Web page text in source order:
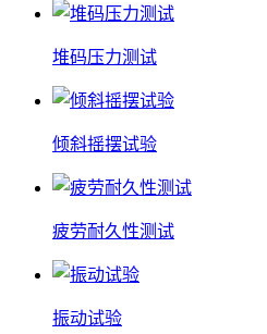
堆码压力测试
倾斜摇摆试验
疲劳耐久性测试
振动试验